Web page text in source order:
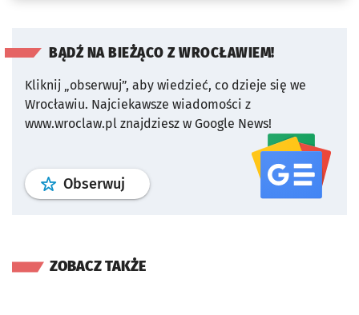
BĄDŹ NA BIEŻĄCO Z WROCŁAWIEM!
Kliknij „obserwuj”, aby wiedzieć, co dzieje się we
Wrocławiu. Najciekawsze wiadomości z
www.wroclaw.pl znajdziesz w Google News!
Obserwuj profil serwisu
ZOBACZ TAKŻE